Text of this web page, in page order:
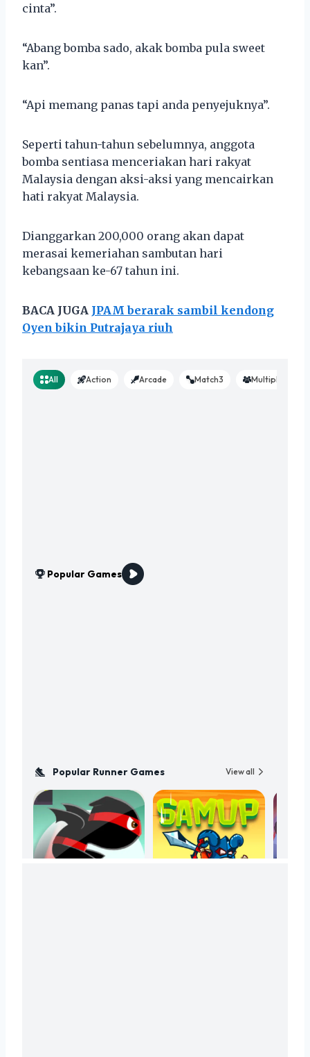
cinta”.
“Abang bomba sado, akak bomba pula sweet
kan”.
“Api memang panas tapi anda penyejuknya”.
Seperti tahun-tahun sebelumnya, anggota
bomba sentiasa menceriakan hari rakyat
Malaysia dengan aksi-aksi yang mencairkan
hati rakyat Malaysia.
Dianggarkan 200,000 orang akan dapat
merasai kemeriahan sambutan hari
kebangsaan ke-67 tahun ini.
BACA JUGA JPAM berarak sambil kendong
Oyen bikin Putrajaya riuh